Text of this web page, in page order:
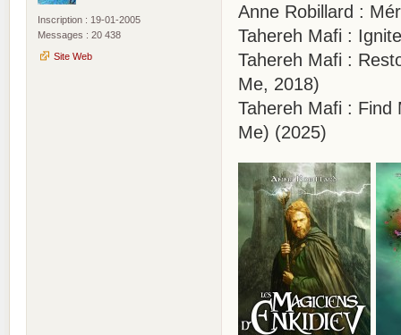
Inscription : 19-01-2005
Messages : 20 438
Site Web
Anne Robillard :
Tahereh Mafi :
Tahereh Mafi :
Me, 2018)
Tahereh Mafi : Find
Me) (2025)